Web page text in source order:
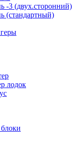
-3 (двух.сторонний)
(стандартный)
лодок